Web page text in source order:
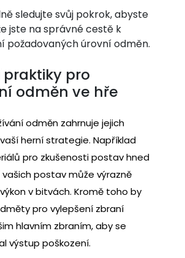
sledujte svůj pokrok, abyste
jste na správné cestě k
požadovaných úrovní odměn.
praktiky pro
odměn ve hře
odměn zahrnuje jejich
herní strategie. Například
pro zkušenosti postav hned
postav může výrazně
v bitvách. Kromě toho by
pro vylepšení zbraní
hlavním zbraním, aby se
výstup poškození.